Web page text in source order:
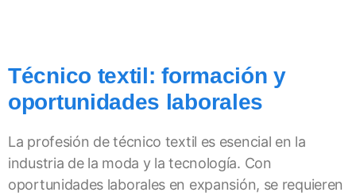
Técnico textil: formación y
oportunidades laborales
La profesión de técnico textil es esencial en la
industria de la moda y la tecnología. Con
oportunidades laborales en expansión, se requieren